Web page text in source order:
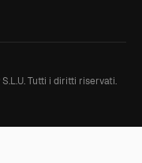
Tutti i diritti riservati.